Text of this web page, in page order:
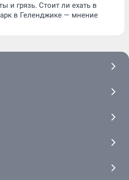
и грязь. Стоит ли ехать в
в Геленджике — мнение